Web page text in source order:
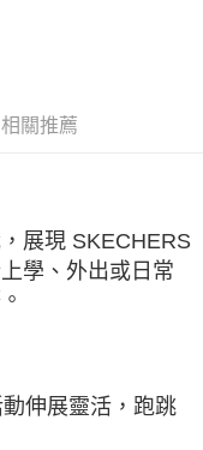
目的，商店將以您的個人
進項蒐集、處理及利用，
核對及更正。
userRule
相關推薦
展現 SKECHERS
學、外出或日常
伸展靈活，跑跳